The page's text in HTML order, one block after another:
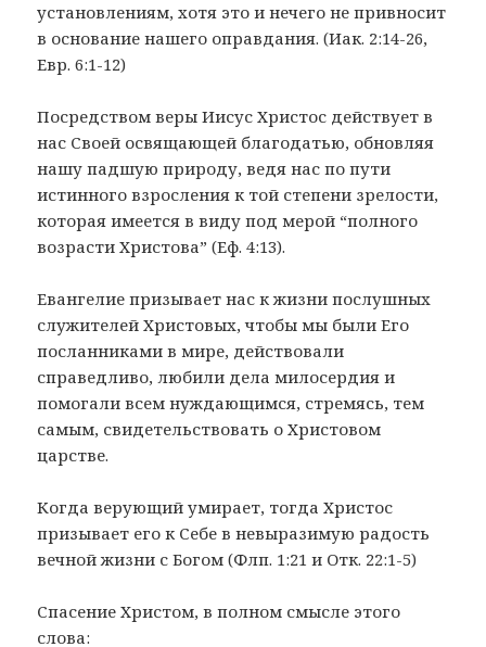
установлениям, хотя это и нечего не привносит
в основание нашего оправдания. (Иак. 2:14-26,
Евр. 6:1-12)
Посредством веры Иисус Христос действует в
нас Своей освящающей благодатью, обновляя
нашу падшую природу, ведя нас по пути
истинного взросления к той степени зрелости,
которая имеется в виду под мерой “полного
возрасти Христова” (Еф. 4:13).
Евангелие призывает нас к жизни послушных
служителей Христовых, чтобы мы были Его
посланниками в мире, действовали
справедливо, любили дела милосердия и
помогали всем нуждающимся, стремясь, тем
самым, свидетельствовать о Христовом
царстве.
Когда верующий умирает, тогда Христос
призывает его к Себе в невыразимую радость
вечной жизни с Богом (Флп. 1:21 и Отк. 22:1-5)
Спасение Христом, в полном смысле этого
слова: